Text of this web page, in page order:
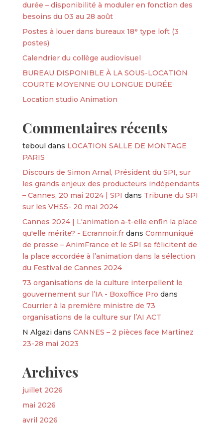
durée – disponibilité à moduler en fonction des
besoins du 03 au 28 août
Postes à louer dans bureaux 18ᵉ type loft (3
postes)
Calendrier du collège audiovisuel
BUREAU DISPONIBLE À LA SOUS-LOCATION
COURTE MOYENNE OU LONGUE DURÉE
Location studio Animation
Commentaires récents
teboul dans LOCATION SALLE DE MONTAGE
PARIS
Discours de Simon Arnal, Président du SPI, sur
les grands enjeux des producteurs indépendants
– Cannes, 20 mai 2024 | SPI dans Tribune du SPI
sur les VHSS- 20 mai 2024
Cannes 2024 | L'animation a-t-elle enfin la place
qu'elle mérite? - Ecrannoir.frdans Communiqué
de presse – AnimFrance et le SPI se félicitent de
la place accordée à l’animation dans la sélection
du Festival de Cannes 2024
73 organisations de la culture interpellent le
gouvernement sur l’IA - Boxoffice Pro dans
Courrier à la première ministre de 73
organisations de la culture sur l’AI ACT
N Algazi dans CANNES – 2 pièces face Martinez
23-28 mai 2023
Archives
juillet 2026
mai 2026
avril 2026